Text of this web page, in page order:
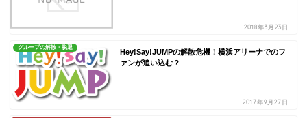
2018年3月23日
グループの解散・脱退
Hey!Say!JUMPの解散危機！横浜アリーナでのフ
ァンが追い込む？
2017年9月27日